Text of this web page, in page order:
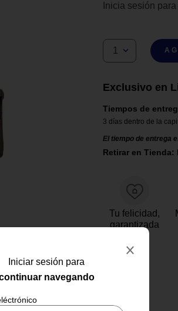
Iniciar sesión para
navegando
Inicia sesión
1
Exclusivo en
Tiempos de
3 días dentro de la
El tiempo de entrega
Retirar en Tienda:
Tu felicidad,
garantizada